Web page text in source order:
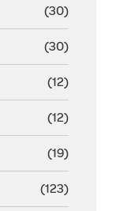
(30)
(30)
(12)
(12)
(19)
(123)